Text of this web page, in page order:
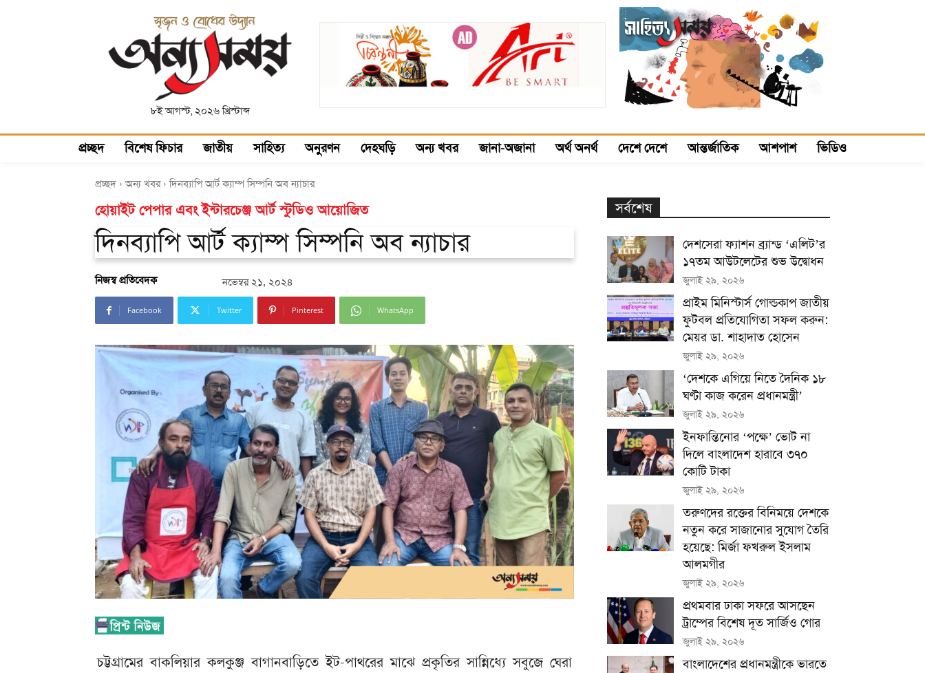
৮ই আগস্ট, ২০২৬ খ্রিস্টাব্দ
প্রচ্ছদ বিশেষ ফিচার জাতীয় সাহিত্য অনুরণন দেহঘড়ি অন্য খবর জানা-অজানা অর্থ অনর্থ দেশে দেশে আন্তর্জাতিক আশপাশ ভিডিও
প্রচ্ছদ অন্য খবর দিনব্যাপি আর্ট ক্যাম্প সিম্পনি অব ন্যাচার
হোয়াইট পেপার এবং ইন্টারচেঞ্জ আর্ট স্টুডিও আয়োজিত
দিনব্যাপি আর্ট ক্যাম্প সিম্পনি অব ন্যাচার
নিজস্ব প্রতিবেদক নভেম্বর ২১, ২০২৪
Facebook Twitter Pinterest WhatsApp
চট্টগ্রামের বাকলিয়ার কলকুঞ্জ বাগানবাড়িতে ইট-পাথরের মাঝে প্রকৃতির সান্নিধ্যে সবুজে ঘেরা
সর্বশেষ
দেশসেরা ফ্যাশন ব্র্যান্ড ‘এলিট’র
১৭তম আউটলেটের শুভ উদ্বোধন
জুলাই ২৯, ২০২৬
প্রাইম মিনিস্টার্স গোল্ডকাপ জাতীয়
ফুটবল প্রতিযোগিতা সফল করুন:
মেয়র ডা. শাহাদাত হোসেন
জুলাই ২৯, ২০২৬
‘দেশকে এগিয়ে নিতে দৈনিক ১৮
ঘণ্টা কাজ করেন প্রধানমন্ত্রী’
জুলাই ২৯, ২০২৬
ইনফান্তিনোর ‘পক্ষে’ ভোট না
দিলে বাংলাদেশ হারাবে ৩৭০
কোটি টাকা
জুলাই ২৯, ২০২৬
তরুণদের রক্তের বিনিময়ে দেশকে
নতুন করে সাজানোর সুযোগ তৈরি
হয়েছে: মির্জা ফখরুল ইসলাম
আলমগীর
জুলাই ২৯, ২০২৬
প্রথমবার ঢাকা সফরে আসছেন
ট্রাম্পের বিশেষ দূত সার্জিও গোর
জুলাই ২৯, ২০২৬
বাংলাদেশের প্রধানমন্ত্রীকে ভারতে